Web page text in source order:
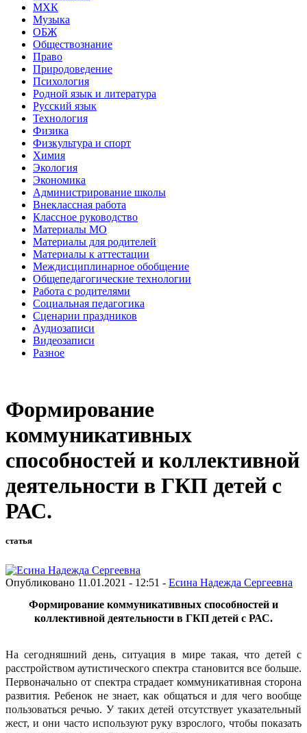
МХК
Музыка
ОБЖ
Обществознание
Право
Природоведение
Психология
Родной язык и литература
Русский язык
Технология
Физика
Физкультура и спорт
Химия
Экология
Экономика
Администрирование школы
Внеклассная работа
Классное руководство
Материалы МО
Материалы для родителей
Материалы к аттестации
Междисциплинарное обобщение
Общепедагогические технологии
Работа с родителями
Социальная педагогика
Сценарии праздников
Аудиозаписи
Видеозаписи
Разное
Формирование
коммуникативных
способностей и коллективной
деятельности в ГКП детей с
РАС.
статья
Опубликовано 11.01.2021 - 12:51 - Есина Надежда Сергеевна
Формирование коммуникативных способностей и
коллективной деятельности в ГКП детей с РАС.
На сегодняшний день, ситуация в мире такая, что детей с
расстройством аутистического спектра становится все больше.
Первоначально от спектра страдает коммуникативная сторона
развития. Ребенок не знает, как общаться и для чего вообще
пользоваться речью. У таких детей отсутствует указательный
жест, и они часто используют руку взрослого, чтобы показать